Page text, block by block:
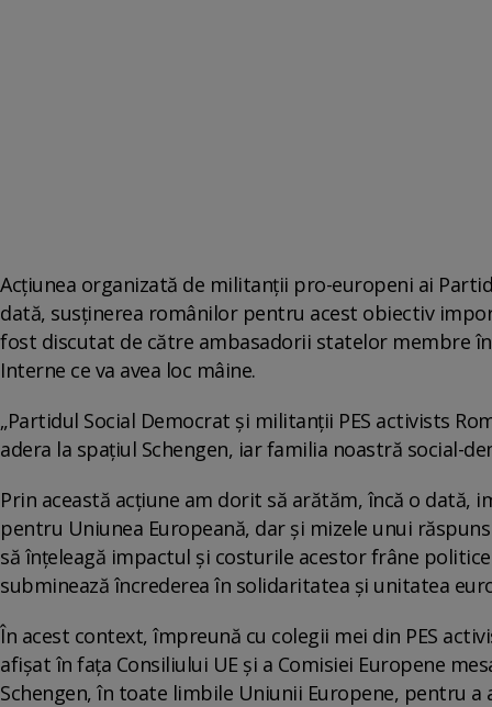
Acțiunea organizată de militanții pro-europeni ai
dată, susținerea românilor pentru acest obiectiv
fost discutat de către ambasadorii statelor membre
Interne ce va avea loc mâine.
„Partidul Social Democrat şi militanții PES activists
adera la spațiul Schengen, iar familia noastră social-
Prin această acțiune am dorit să arătăm, încă o
pentru Uniunea Europeană, dar şi mizele unui
să înțeleagă impactul şi costurile acestor frâne
subminează încrederea în solidaritatea și unitatea
În acest context, împreună cu colegii mei din PES
afişat în fața Consiliului UE şi a Comisiei Europene
Schengen, în toate limbile Uniunii Europene, pentru